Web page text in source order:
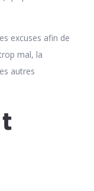
excuses afin de
mal, la
autres